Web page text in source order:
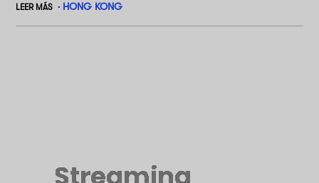
LEER MÁS HONG KONG